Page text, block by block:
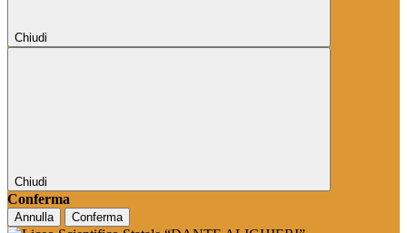
Chiudi
Chiudi
Conferma
Annulla Conferma